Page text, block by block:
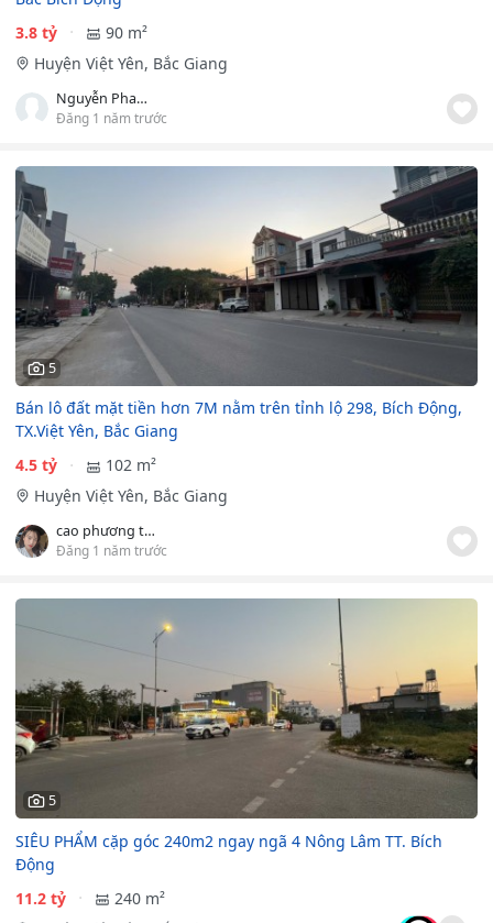
3.8 tỷ
90 m²
Huyện Việt Yên, Bắc Giang
Nguyễn Phan Thanh
Đăng 1 năm trước
5
Bán lô đất mặt tiền hơn 7M nằm trên tỉnh lộ 298, Bích Động,
TX.Việt Yên, Bắc Giang
4.5 tỷ
102 m²
Huyện Việt Yên, Bắc Giang
cao phương thảo
Đăng 1 năm trước
5
SIÊU PHẨM cặp góc 240m2 ngay ngã 4 Nông Lâm TT. Bích
Động
11.2 tỷ
240 m²